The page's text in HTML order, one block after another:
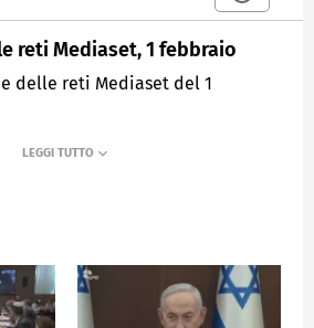
reti Mediaset, 1 febbraio
delle reti Mediaset del 1